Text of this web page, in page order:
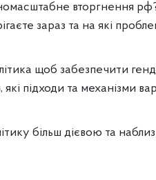
вторгнення
зараз та на які
щоб забезпечити
підходи та механізми
більш дієвою та